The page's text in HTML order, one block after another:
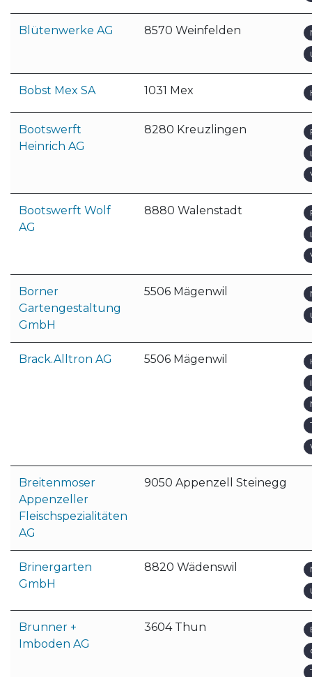
Blütenwerke AG 8570 Weinfelden
Bobst Mex SA 1031 Mex
Bootswerft
Heinrich AG
8280 Kreuzlingen
Bootswerft Wolf
AG
8880 Walenstadt
Borner
Gartengestaltung
GmbH
5506 Mägenwil
Brack.Alltron AG 5506 Mägenwil
Breitenmoser
Appenzeller
Fleischspezialitäten
AG
9050 Appenzell Steinegg
Brinergarten
GmbH
8820 Wädenswil
Brunner +
Imboden AG
3604 Thun